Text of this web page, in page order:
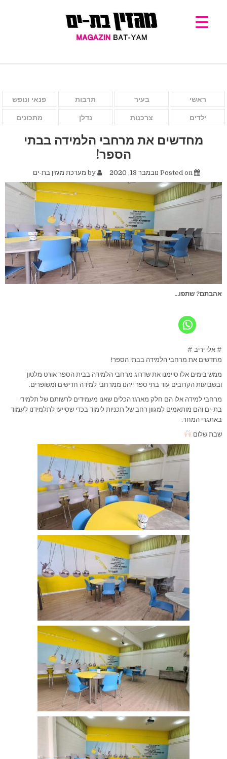
ראשי בעיר תרבות פנאי ונופש
ילדים צרכנות נדלן מתכונים
מחדשים את מרחבי הלמידה בבתי
הספר!
נובמבר 13, 2020 מערכת מגזין בת-ים
אהבתם? שתפו...
# אלי יריב #
מחדשים את מרחבי הלמידה בבתי הספר!
ממש בימים אלו סיימנו את שדרוג מרחבי הלמידה בבית הספר אורט מלטון
ובשבועות הקרובים עוד בתי ספר ייהנו ממרחבי למידה חדישים ומשופרים.
מרחבי למידה אלו הם חלק מארגז הכלים שאנו מעמידים לרשותם של תלמידי
בת-ים והם מותאמים למגוון רחב של תכניות לימוד בכדי שסייעו לתלמידנו לעמוד
באתגרי המחר.
שבת שלום